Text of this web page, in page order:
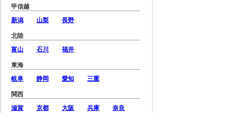
甲信越
新潟
山梨 長野
北陸
富山
石川 福井
東海
岐阜
静岡 愛知 三重
関西
滋賀
京都 大阪 兵庫
奈良